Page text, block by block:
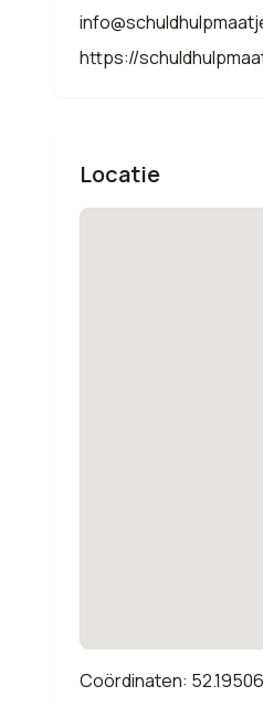
https://
Locatie
Coördinaten: